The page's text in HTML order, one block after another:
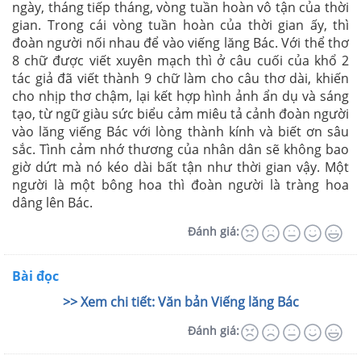
ngày, tháng tiếp tháng, vòng tuần hoàn vô tận của thời
gian. Trong cái vòng tuần hoàn của thời gian ấy, thì
đoàn người nối nhau để vào viếng lăng Bác. Với thể thơ
8 chữ được viết xuyên mạch thì ở câu cuối của khổ 2
tác giả đã viết thành 9 chữ làm cho câu thơ dài, khiến
cho nhịp thơ chậm, lại kết hợp hình ảnh ẩn dụ và sáng
tạo, từ ngữ giàu sức biểu cảm miêu tả cảnh đoàn người
vào lăng viếng Bác với lòng thành kính và biết ơn sâu
sắc. Tình cảm nhớ thương của nhân dân sẽ không bao
giờ dứt mà nó kéo dài bất tận như thời gian vậy. Một
người là một bông hoa thì đoàn người là tràng hoa
dâng lên Bác.
Đánh giá:
Bài đọc
>> Xem chi tiết: Văn bản Viếng lăng Bác
Đánh giá: